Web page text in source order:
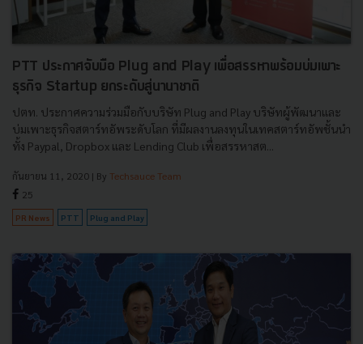
PTT ประกาศจับมือ Plug and Play เพื่อสรรหาพร้อมบ่มเพาะ
ธุรกิจ Startup ยกระดับสู่นานาชาติ
ปตท. ประกาศความร่วมมือกับบริษัท Plug and Play บริษัทผู้พัฒนาและ
บ่มเพาะธุรกิจสตาร์ทอัพระดับโลก ที่มีผลงานลงทุนในเทคสตาร์ทอัพชั้นนำ
ทั้ง Paypal, Dropbox และ Lending Club เพื่อสรรหาสต...
กันยายน 11, 2020 | By Techsauce Team
25
PR News PTT Plug and Play